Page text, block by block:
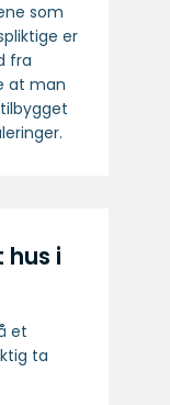
som
er
fra
at man
i
et
ta